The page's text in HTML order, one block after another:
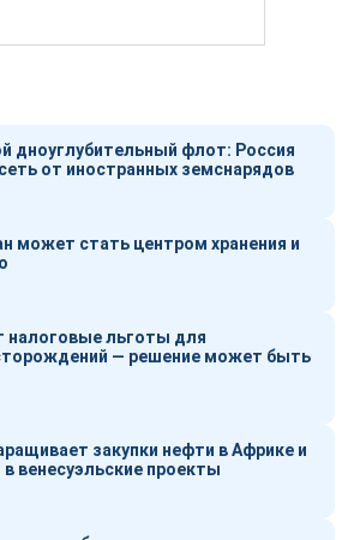
дноуглубительный флот: Россия
от иностранных земснарядов
может стать центром хранения и
налоговые льготы для
— решение может быть
закупки нефти в Африке и
венесуэльские проекты